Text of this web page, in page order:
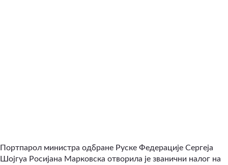
Портпарол министра одбране Руске Федерације Сергеја
Шојгуа Росијана Марковска отворила је званични налог на